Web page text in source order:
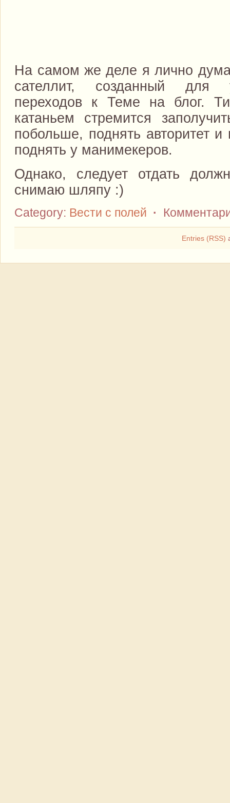
На самом же деле я лично
сателлит, созданный для
переходов к Теме на блог.
катаньем стремится
побольше, поднять авторитет
поднять у манимекеров.
Однако, следует отдать
снимаю шляпу :)
Category: Вести с полей ·
Entries (RSS)